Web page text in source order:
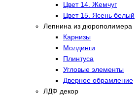
Цвет 14. Жемчуг
Цвет 15. Ясень белый
Лепнина из дюрополимера
Карнизы
Молдинги
Плинтуса
Угловые элементы
Дверное обрамление
ЛДФ декор